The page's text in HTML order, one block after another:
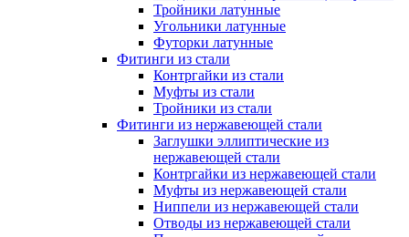
Тройники латунные
Угольники латунные
Футорки латунные
Фитинги из стали
Контргайки из стали
Муфты из стали
Тройники из стали
Фитинги из нержавеющей стали
Заглушки эллиптические из
нержавеющей стали
Контргайки из нержавеющей стали
Муфты из нержавеющей стали
Ниппели из нержавеющей стали
Отводы из нержавеющей стали